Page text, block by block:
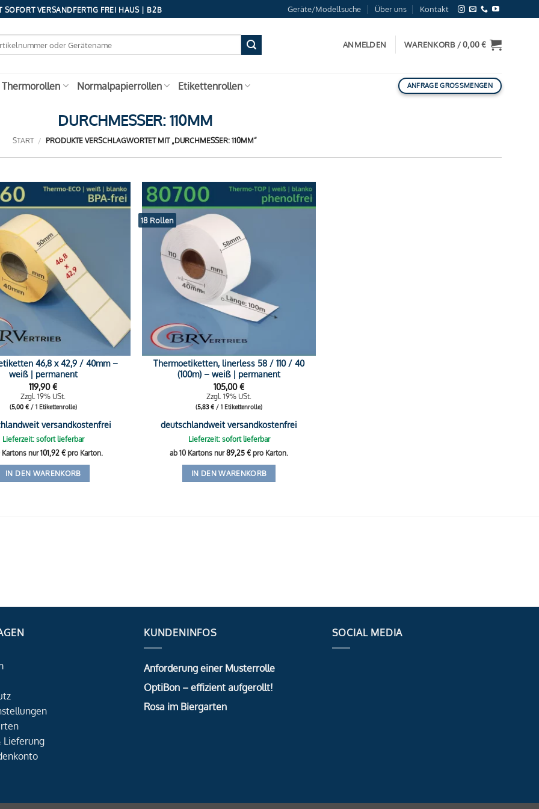
SOFORT VERSANDFERTIG FREI HAUS | B2B Geräte/Modellsuche Über uns Kontakt
ANMELDEN WARENKORB /0,00€
Normalpapierrollen Etikettenrollen ANFRAGE GROSSMENGEN
DURCHMESSER: 110MM
START / PRODUKTE VERSCHLAGWORTET MIT „DURCHMESSER: 110MM“
46,8 x 42,9 / 40mm –
weiß | permanent
119,90€
Zzgl. 19% USt.
(5,00 €/ 1 Etikettenrolle)
versandkostenfrei
Lieferzeit: sofort lieferbar
Kartons nur101,92 €pro Karton.
IN DEN WARENKORB
18 Rollen
Thermoetiketten, linerless 58 / 110 / 40
(100m) – weiß | permanent
105,00€
Zzgl. 19% USt.
(5,83€ / 1 Etikettenrolle)
deutschlandweit versandkostenfrei
Lieferzeit: sofort lieferbar
ab 10 Kartons nur89,25€ pro Karton.
IN DEN WARENKORB
Lieferung
KUNDENINFOS
Anforderung einer Musterrolle
OptiBon – effizient aufgerollt!
Rosa im Biergarten
SOCIAL MEDIA